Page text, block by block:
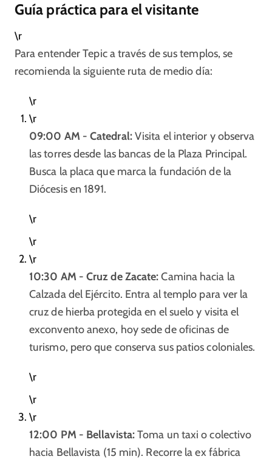
Guía práctica para el visitante
\r
Para entender Tepic a través de sus templos, se
recomienda la siguiente ruta de medio día:
\r
\r
09:00 AM - Catedral:Visita el interior y observa
las torres desde las bancas de la Plaza Principal.
Busca la placa que marca la fundación de la
Diócesis en 1891.
\r
\r
\r
10:30 AM - Cruz de Zacate:Camina hacia la
Calzada del Ejército. Entra al templo para ver la
cruz de hierba protegida en el suelo y visita el
exconvento anexo, hoy sede de oficinas de
turismo, pero que conserva sus patios coloniales.
\r
\r
\r
12:00 PM - Bellavista:Toma un taxi o colectivo
hacia Bellavista (15 min). Recorre la ex fábrica